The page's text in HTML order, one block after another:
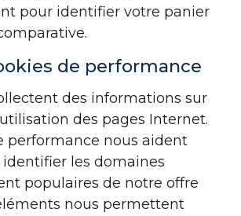
pour identifier votre panier
de performance
des informations sur
des pages Internet.
performance nous aident
les domaines
populaires de notre offre
nous permettent